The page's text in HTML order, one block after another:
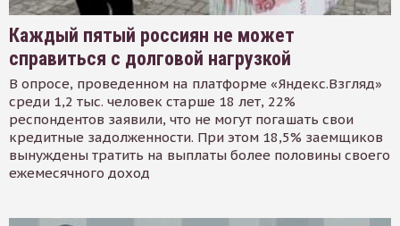
Каждый пятый россиян не может
справиться с долговой нагрузкой
В опросе, проведенном на платформе «Яндекс.Взгляд»
среди 1,2 тыс. человек старше 18 лет, 22%
респондентов заявили, что не могут погашать свои
кредитные задолженности. При этом 18,5% заемщиков
вынуждены тратить на выплаты более половины своего
ежемесячного доход